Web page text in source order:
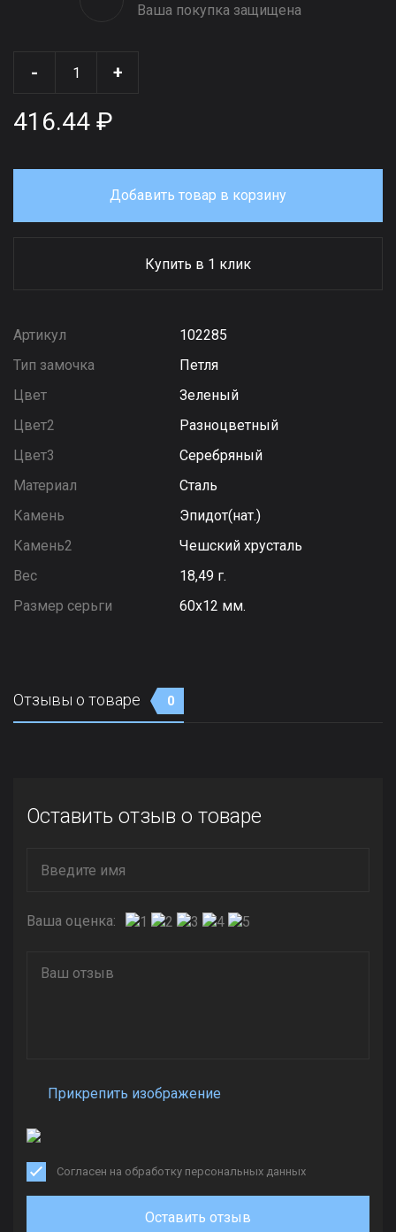
Ваша покупка защищена
- +
416.44 ₽
Добавить товар в корзину
Купить в 1 клик
Артикул
102285
Тип замочка
Петля
Цвет
Зеленый
Цвет2
Разноцветный
Цвет3
Серебряный
Материал
Сталь
Камень
Эпидот(нат.)
Камень2
Чешский хрусталь
Вес
18,49 г.
Размер серьги
60х12 мм.
Отзывы о товаре 0
Оставить отзыв о товаре
Ваша оценка:
Прикрепить изображение
Согласен на обработку персональных данных
Оставить отзыв